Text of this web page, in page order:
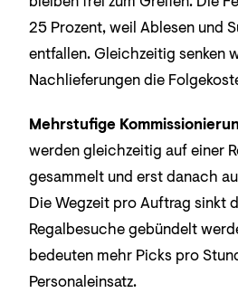
25 Prozent, weil Ablesen und
entfallen. Gleichzeitig senken
Nachlieferungen die
Mehrstufige
werden gleichzeitig auf einer
gesammelt und erst danach
Die Wegzeit pro Auftrag sinkt
Regalbesuche gebündelt
bedeuten mehr Picks pro
Personaleinsatz.